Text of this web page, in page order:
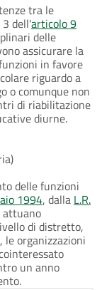
tra le
3 dell'articolo 9
delle
assicurare la
in favore
riguardo a
o comunque non
di riabilitazione
diurne.
delle funzioni
1994, dalla L.R.
attuano
di distretto,
organizzazioni
un anno